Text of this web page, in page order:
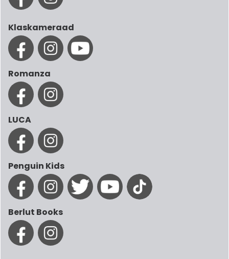
Klaskameraad
Romanza
LUCA
Penguin Kids
Berlut Books